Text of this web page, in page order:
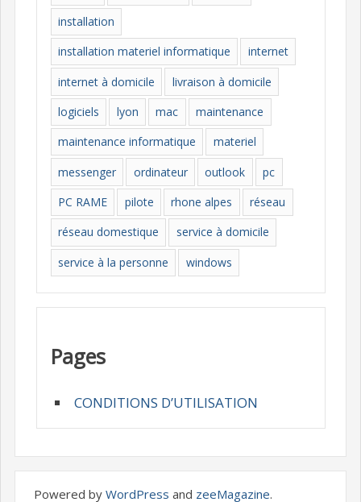
installation
installation materiel informatique
internet
internet à domicile
livraison à domicile
logiciels
lyon mac
maintenance
maintenance informatique
materiel
messenger
ordinateur outlook
pc
PC RAME
pilote rhone alpes
réseau
réseau domestique
service à domicile
service à la personne
windows
Pages
CONDITIONS D’UTILISATION
Powered by WordPress and zeeMagazine.